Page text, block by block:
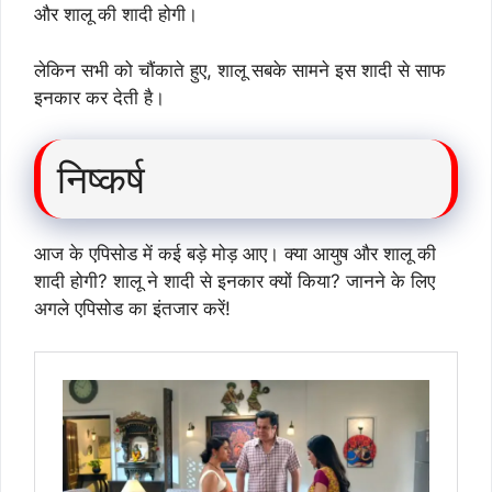
और शालू की शादी होगी।
लेकिन सभी को चौंकाते हुए, शालू सबके सामने इस शादी से साफ
इनकार कर देती है।
निष्कर्ष
आज के एपिसोड में कई बड़े मोड़ आए। क्या आयुष और शालू की
शादी होगी? शालू ने शादी से इनकार क्यों किया? जानने के लिए
अगले एपिसोड का इंतजार करें!